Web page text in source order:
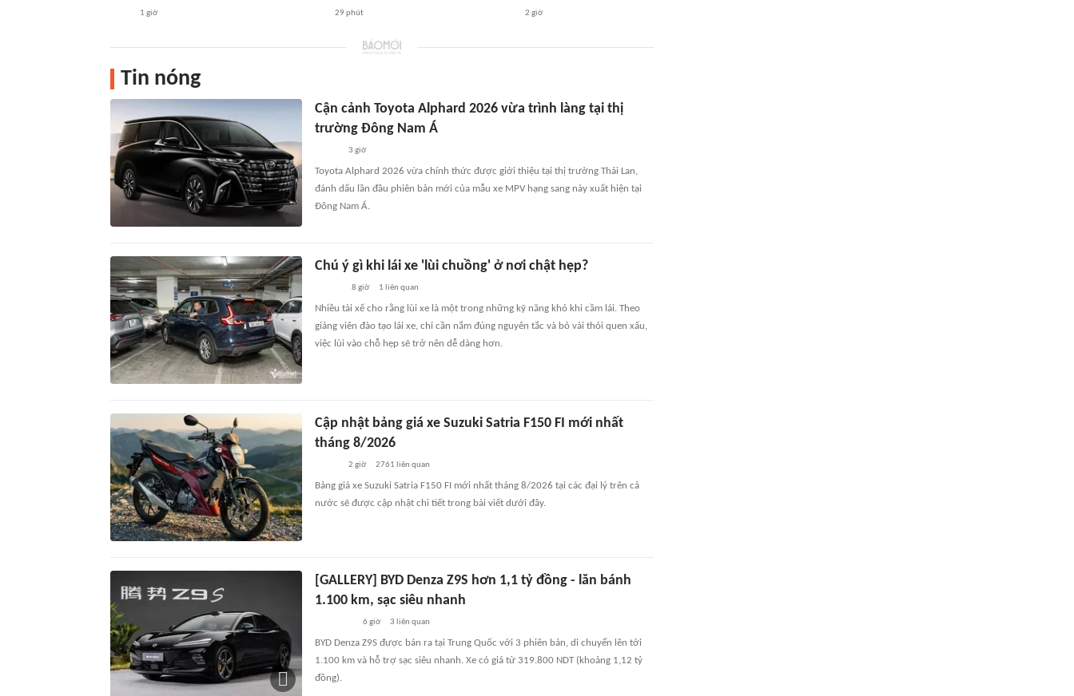
1 giờ 29 phút 2 giờ
Tin nóng
Cận cảnh Toyota Alphard 2026 vừa trình làng tại thị
trường Đông Nam Á
3 giờ
Toyota Alphard 2026 vừa chính thức được giới thiệu tại thị trường Thái Lan,
đánh dấu lần đầu phiên bản mới của mẫu xe MPV hạng sang này xuất hiện tại
Đông Nam Á.
Chú ý gì khi lái xe 'lùi chuồng' ở nơi chật hẹp?
8 giờ 1 liên quan
Nhiều tài xế cho rằng lùi xe là một trong những kỹ năng khó khi cầm lái. Theo
giảng viên đào tạo lái xe, chỉ cần nắm đúng nguyên tắc và bỏ vài thói quen xấu,
việc lùi vào chỗ hẹp sẽ trở nên dễ dàng hơn.
Cập nhật bảng giá xe Suzuki Satria F150 FI mới nhất
tháng 8/2026
2 giờ 2761 liên quan
Bảng giá xe Suzuki Satria F150 FI mới nhất tháng 8/2026 tại các đại lý trên cả
nước sẽ được cập nhật chi tiết trong bài viết dưới đây.
[GALLERY] BYD Denza Z9S hơn 1,1 tỷ đồng - lăn bánh
1.100 km, sạc siêu nhanh
6 giờ 3 liên quan
BYD Denza Z9S được bán ra tại Trung Quốc với 3 phiên bản, di chuyển lên tới
1.100 km và hỗ trợ sạc siêu nhanh. Xe có giá từ 319.800 NDT (khoảng 1,12 tỷ
đồng).